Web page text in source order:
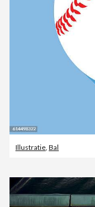
Illustratie, Bal